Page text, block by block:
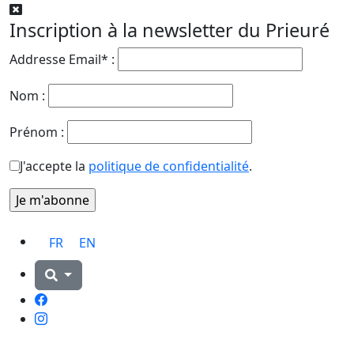
Inscription à la newsletter du Prieuré
Addresse Email* :
Nom :
Prénom :
J'accepte la politique de confidentialité.
FR EN
Facebook
Instagram